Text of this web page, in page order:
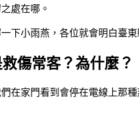
處在哪。
下小雨燕，各位就會明白臺
傷常客？為什麼？
在家門看到會停在電線上那